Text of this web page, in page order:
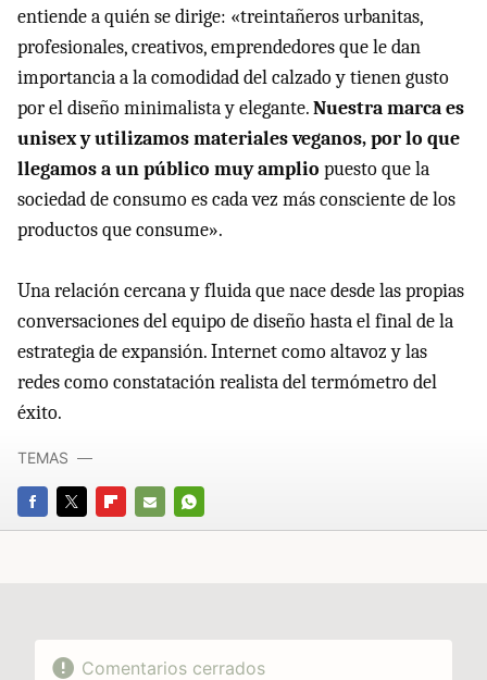
entiende a quién se dirige: «treintañeros urbanitas,
profesionales, creativos, emprendedores que le dan
importancia a la comodidad del calzado y tienen gusto
por el diseño minimalista y elegante.Nuestra marca es
unisex y utilizamos materiales veganos, por lo que
llegamos a un público muy amplio puesto que la
sociedad de consumo es cada vez más consciente de los
productos que consume».
Una relación cercana y fluida que nace desde las propias
conversaciones del equipo de diseño hasta el final de la
estrategia de expansión. Internet como altavoz y las
redes como constatación realista del termómetro del
éxito.
FACEBOOK
TWITTERFLIPBOARD
E-
WHATSAPP
TEMAS
Comentarios cerrados